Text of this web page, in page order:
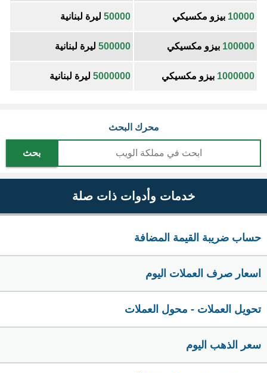
10000 بيزو مكسيكي 50000 ليرة لبنانية
100000 بيزو مكسيكي 500000 ليرة لبنانية
1000000 بيزو مكسيكي 5000000 ليرة لبنانية
محرك البحث
بحث
خدمات وأدوات ذات صلة
حساب ضريبة القيمة المضافة
اسعار صرف العملات اليوم
تحويل العملات - محول العملات
سعر الذهب اليوم